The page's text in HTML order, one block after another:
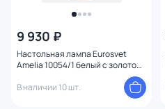
9 930 ₽
Настольная лампа Eurosvet
Amelia 10054/1 белый с золотом/
прозрачный хрусталь Strotskis
В наличии 10 шт.